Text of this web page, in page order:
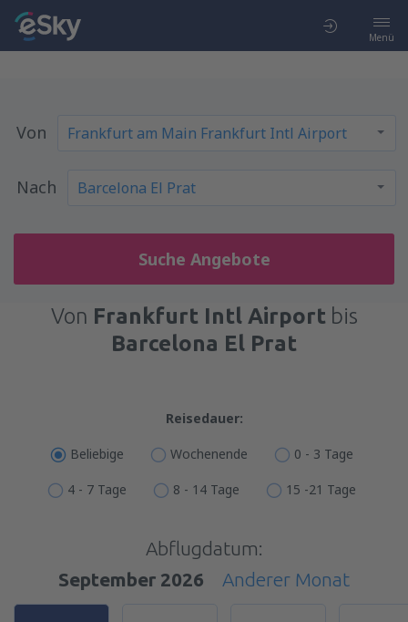
Menü
Von
Nach
Suche Angebote
Von Frankfurt Intl Airportbis
Barcelona El Prat
Reisedauer:
Beliebige Wochenende 0 - 3 Tage
4 - 7 Tage 8 - 14 Tage 15 -21 Tage
Abflugdatum:
September 2026
Anderer Monat